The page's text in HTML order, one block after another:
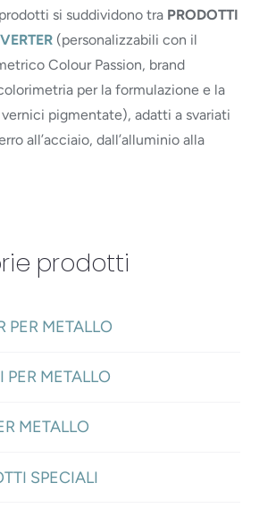
si suddividono tra PRODOTTI
(personalizzabili con il
Colour Passion, brand
per la formulazione e la
pigmentate), adatti a svariati
all’acciaio, dall’alluminio alla
prodotti
PER METALLO
PER METALLO
METALLO
SPECIALI